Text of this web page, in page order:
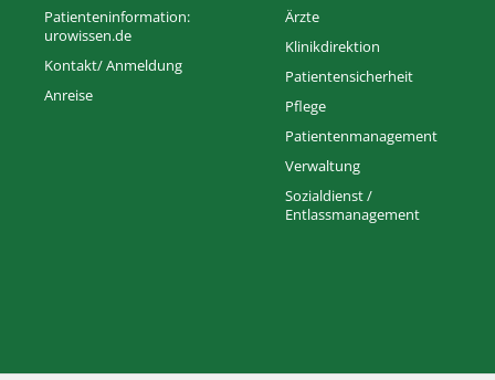
Patienteninformation:
urowissen.de
Kontakt/ Anmeldung
Anreise
Ärzte
Klinikdirektion
Patientensicherheit
Pflege
Patientenmanagement
Verwaltung
Sozialdienst /
Entlassmanagement